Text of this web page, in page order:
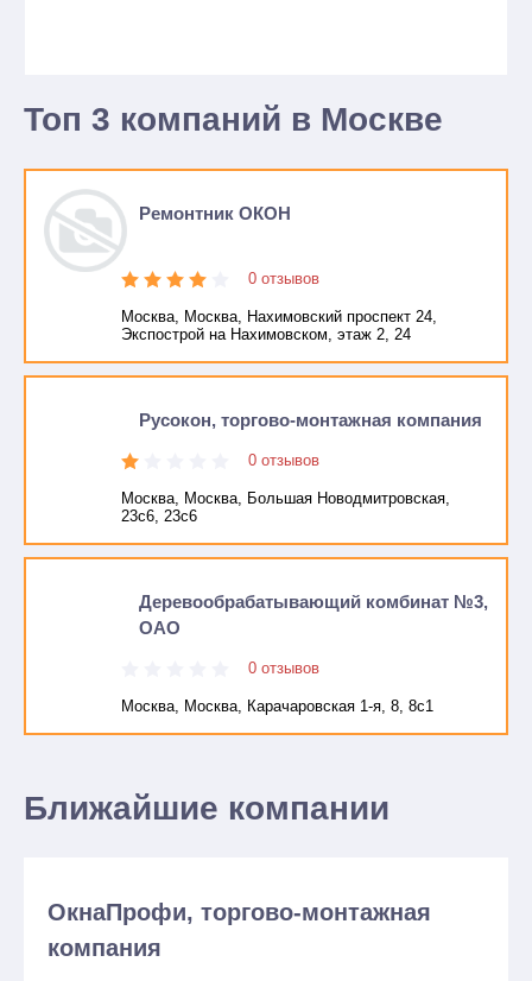
Топ 3 компаний в Москве
Ремонтник ОКОН
0 отзывов
Москва, Москва, Нахимовский проспект 24,
Экспострой на Нахимовском, этаж 2, 24
Русокон, торгово-монтажная компания
0 отзывов
Москва, Москва, Большая Новодмитровская,
23с6, 23с6
Деревообрабатывающий комбинат №3,
ОАО
0 отзывов
Москва, Москва, Карачаровская 1-я, 8, 8с1
Ближайшие компании
ОкнаПрофи, торгово-монтажная
компания